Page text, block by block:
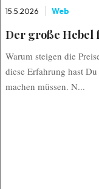
15.5.2026 Web
Der große Hebel
Warum steigen die
diese Erfahrung hast
machen müssen. N...